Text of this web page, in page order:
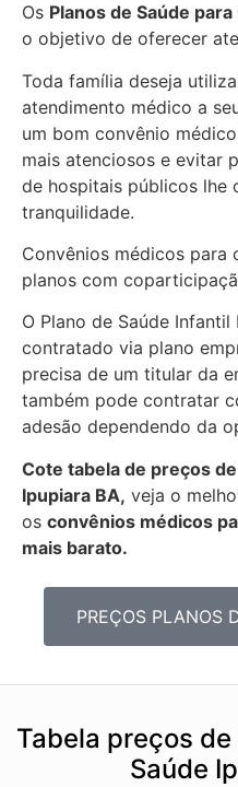
Os Planos de Saúde
o objetivo de oferecer
Toda família deseja
atendimento médico a
um bom convênio
mais atenciosos e evitar
de hospitais públicos lhe
tranquilidade.
Convênios médicos para
planos com
O Plano de Saúde
contratado via plano
precisa de um titular da
também pode contratar
adesão dependendo da
Cote tabela de preços
Ipupiara BA, veja o
os convênios médicos
mais barato.
PREÇOS PLANOS
Tabela preços
Saúde